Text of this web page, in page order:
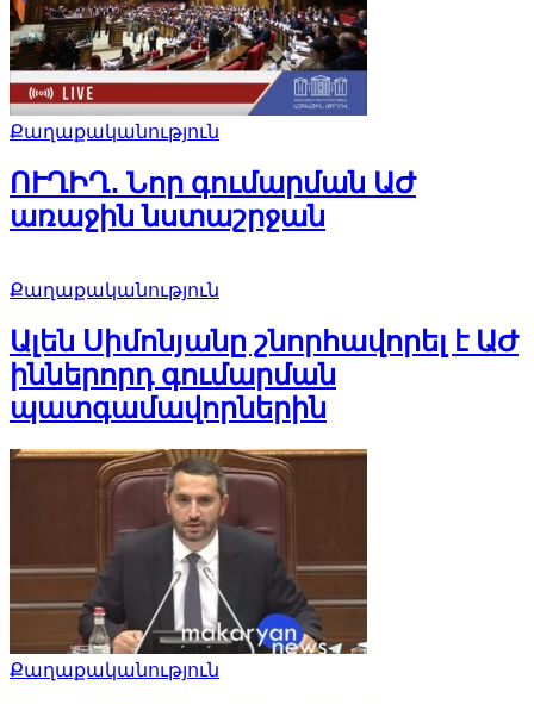
Քաղաքականություն
ՈՒՂԻՂ․ Նոր գումարման ԱԺ
առաջին նստաշրջան
Քաղաքականություն
Ալեն Սիմոնյանը շնորհավորել է ԱԺ
իններորդ գումարման
պատգամավորներին
Քաղաքականություն